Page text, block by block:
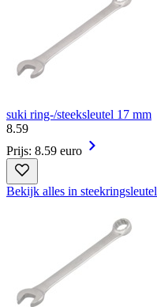
suki ring-/steeksleutel 17 mm
8.59
Prijs: 8.59 euro
Bekijk alles in steekringsleutel